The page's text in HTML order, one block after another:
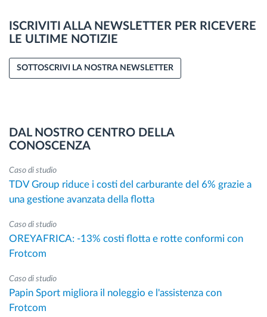
ISCRIVITI ALLA NEWSLETTER PER RICEVERE
LE ULTIME NOTIZIE
SOTTOSCRIVI LA NOSTRA NEWSLETTER
DAL NOSTRO CENTRO DELLA
CONOSCENZA
Caso di studio
TDV Group riduce i costi del carburante del 6% grazie a
una gestione avanzata della flotta
Caso di studio
OREYAFRICA: -13% costi flotta e rotte conformi con
Frotcom
Caso di studio
Papin Sport migliora il noleggio e l'assistenza con
Frotcom